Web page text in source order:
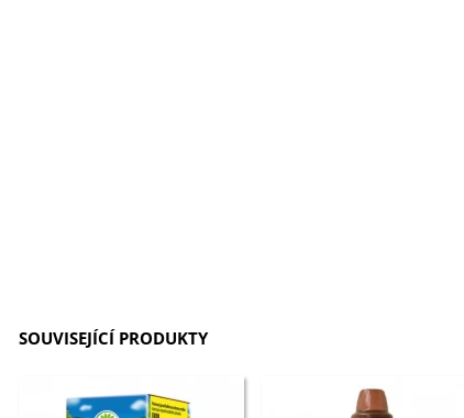
SOUVISEJÍCÍ PRODUKTY